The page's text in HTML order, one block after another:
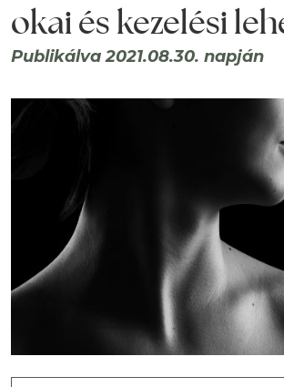
okai és kezelési
Publikálva 2021.08.30. napján